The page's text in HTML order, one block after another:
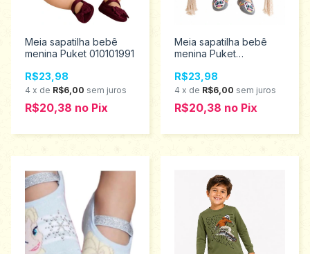
Meia sapatilha bebê
menina Puket 010101991
R$23,98
4 x de R$6,00 sem juros
R$20,38 no Pix
Meia sapatilha bebê
menina Puket
R$23,98
4 x de R$6,00 sem juros
R$20,38 no Pix